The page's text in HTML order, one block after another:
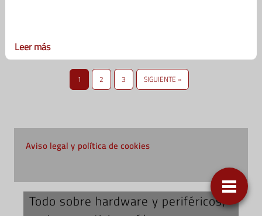
Leer más
1 2 3 SIGUIENTE »
Aviso legal y política de cookies
Todo sobre hardware y periféricos;